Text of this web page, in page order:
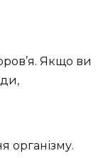
Якщо ви
організму.